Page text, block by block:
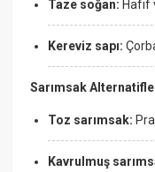
Taze soğan: Hafif
Kereviz sapı:
Sarımsak
Toz sarımsak:
Kavrulmuş